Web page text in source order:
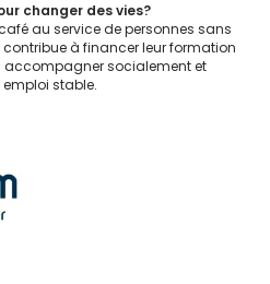
changer des vies?
au service de personnes sans
à financer leur formation
accompagner socialement et
stable.